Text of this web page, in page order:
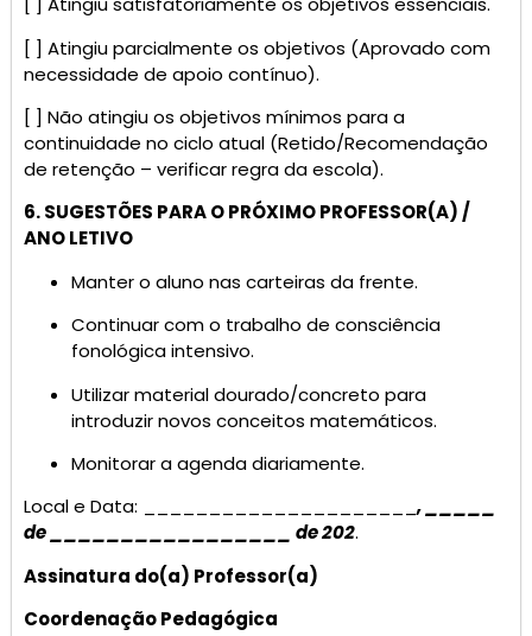
[ ] Atingiu parcialmente os objetivos (Aprovado com
necessidade de apoio contínuo).
[ ] Não atingiu os objetivos mínimos para a
continuidade no ciclo atual (Retido/Recomendação
de retenção – verificar regra da escola).
6. SUGESTÕES PARA O PRÓXIMO PROFESSOR(A) /
ANO LETIVO
Manter o aluno nas carteiras da frente.
Continuar com o trabalho de consciência
fonológica intensivo.
Utilizar material dourado/concreto para
introduzir novos conceitos matemáticos.
Monitorar a agenda diariamente.
Local e Data: _____________________, _____
de _________________ de 202.
Assinatura do(a) Professor(a)
Coordenação Pedagógica